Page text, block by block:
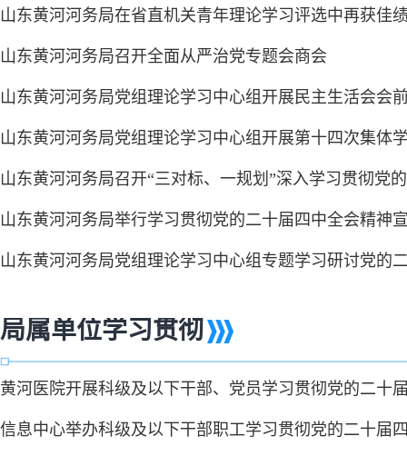
山东黄河河务局在省直机关青年理论学习评选中再获佳
山东黄河河务局召开全面从严治党专题会商会
山东黄河河务局党组理论学习中心组开展民主生活会会
山东黄河河务局党组理论学习中心组开展第十四次集体
山东黄河河务局召开“三对标、一规划”深入学习贯彻党
山东黄河河务局举行学习贯彻党的二十届四中全会精神
山东黄河河务局党组理论学习中心组专题学习研讨党的
局属单位学习贯彻
黄河医院开展科级及以下干部、党员学习贯彻党的二十
信息中心举办科级及以下干部职工学习贯彻党的二十届